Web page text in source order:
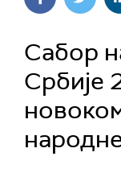
Сабор
Србије